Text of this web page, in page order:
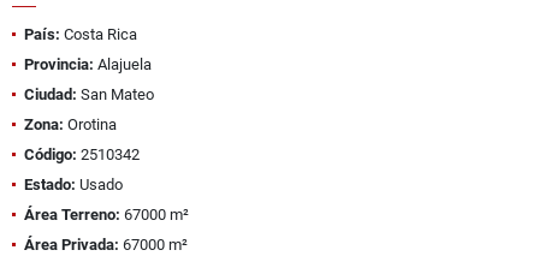
País: Costa Rica
Provincia: Alajuela
Ciudad: San Mateo
Zona: Orotina
Código: 2510342
Estado: Usado
Área Terreno: 67000 m²
Área Privada: 67000 m²